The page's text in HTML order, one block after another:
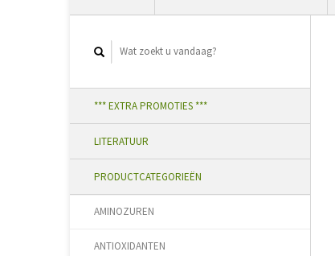
*** EXTRA PROMOTIES ***
LITERATUUR
PRODUCTCATEGORIEËN
AMINOZUREN
ANTIOXIDANTEN